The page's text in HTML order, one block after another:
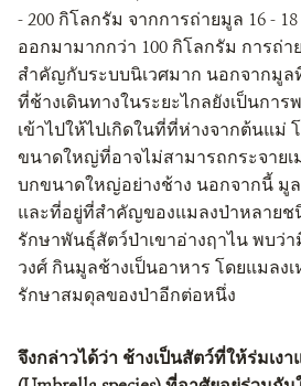
- 200 กิโลกรัม จากการถ่ายมูล 16 -
ออกมามากกว่า 100 กิโลกรัม การถ่
สำคัญกับระบบนิเวศมาก นอกจากมูล
ที่ช้างเดินทางในระยะไกลยังเป็นกา
เข้าไปให้ไปเกิดในที่ที่ห่างจากต้นแม่
ขนาดใหญ่ที่อาจไม่สามารถกระจายเ
บกขนาดใหญ่อย่างช้าง นอกจากนี้ มู
และที่อยู่ที่สำคัญของแมลงป่าหลายช
รักษาพันธุ์สัตว์ป่าเขาอ่างฤาไน พบว่
วงศ์ กินมูลช้างเป็นอาหาร โดยแมลง
รักษาสมดุลของป่าอีกต่อหนึ่ง
จึงกล่าวได้ว่า ช้างเป็นสัตว์ที่ให้ร่มเง